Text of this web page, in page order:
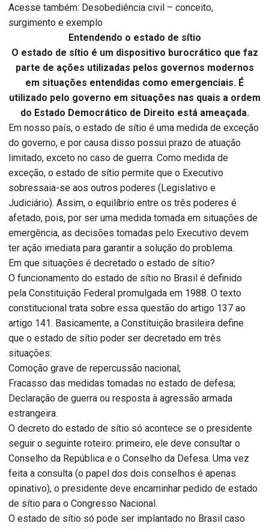
Acesse também: Desobediência civil – conceito,
surgimento e exemplo
Entendendo o estado de sítio
O estado de sítio é um dispositivo burocrático que faz
parte de ações utilizadas pelos governos modernos
em situações entendidas como emergenciais. É
utilizado pelo governo em situações nas quais a ordem
do Estado Democrático de Direito está ameaçada.
Em nosso país, o estado de sítio é uma medida de exceção
do governo, e por causa disso possui prazo de atuação
limitado, exceto no caso de guerra. Como medida de
exceção, o estado de sítio permite que o Executivo
sobressaia-se aos outros poderes (Legislativo e
Judiciário). Assim, o equilíbrio entre os três poderes é
afetado, pois, por ser uma medida tomada em situações de
emergência, as decisões tomadas pelo Executivo devem
ter ação imediata para garantir a solução do problema.
Em que situações é decretado o estado de sítio?
O funcionamento do estado de sítio no Brasil é definido
pela Constituição Federal promulgada em 1988. O texto
constitucional trata sobre essa questão do artigo 137 ao
artigo 141. Basicamente, a Constituição brasileira define
que o estado de sítio poder ser decretado em três
situações:
Comoção grave de repercussão nacional;
Fracasso das medidas tomadas no estado de defesa;
Declaração de guerra ou resposta à agressão armada
estrangeira.
O decreto do estado de sítio só acontece se o presidente
seguir o seguinte roteiro: primeiro, ele deve consultar o
Conselho da República e o Conselho da Defesa. Uma vez
feita a consulta (o papel dos dois conselhos é apenas
opinativo), o presidente deve encaminhar pedido de estado
de sítio para o Congresso Nacional.
O estado de sítio só pode ser implantado no Brasil caso